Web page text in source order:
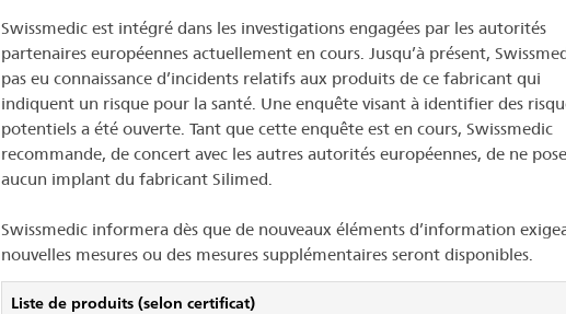
Swissmedic est intégré dans les investigations engagées par les autorités
partenaires européennes actuellement en cours. Jusqu’à présent,
pas eu connaissance d’incidents relatifs aux produits de ce fabricant qui
indiquent un risque pour la santé. Une enquête visant à identifier des
potentiels a été ouverte. Tant que cette enquête est en cours, Swissmedic
recommande, de concert avec les autres autorités européennes, de ne
aucun implant du fabricant Silimed.
Swissmedic informera dès que de nouveaux éléments d’information
nouvelles mesures ou des mesures supplémentaires seront disponibles.
Liste de produits (selon certificat)